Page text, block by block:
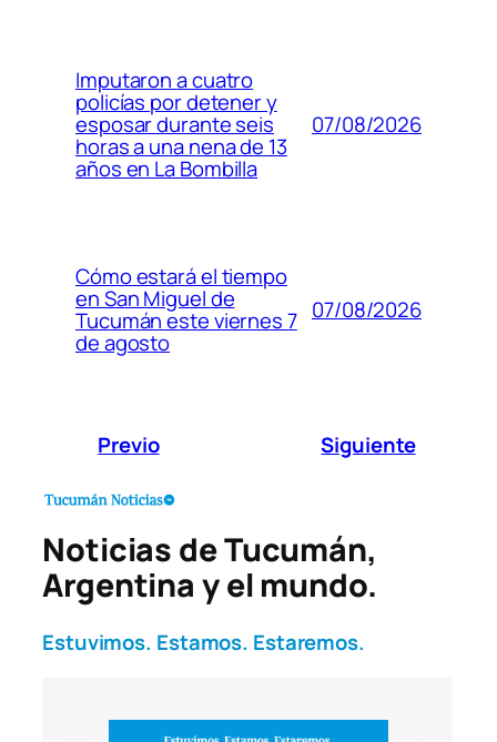
Imputaron a cuatro
policías por detener y
esposar durante seis
horas a una nena de 13
años en La Bombilla
07/08/2026
Cómo estará el tiempo
en San Miguel de
Tucumán este viernes 7
de agosto
07/08/2026
Previo Siguiente
Noticias de Tucumán,
Argentina y el mundo.
Estuvimos. Estamos. Estaremos.